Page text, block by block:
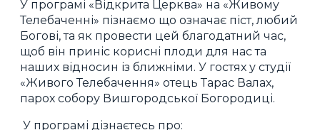
У програмі «Відкрита Церква» на «Живому
Телебаченні» пізнаємо що означає піст, любий
Богові, та як провести цей благодатний час,
щоб він приніс корисні плоди для нас та
наших відносин із ближніми. У гостях у студії
«Живого Телебачення» отець Тарас Валах,
парох собору Вишгородської Богородиці.
У програмі дізнаєтесь про: